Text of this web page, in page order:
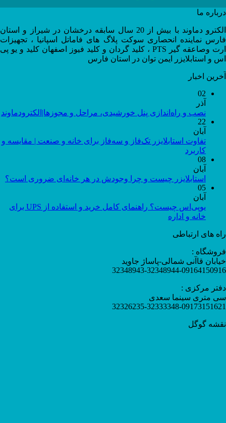
درباره ما
الکترو دماوند با بیش از 20 سال سابقه درخشان در شیراز و استان
فارس نماینده انحصاری سوکت پلاگ های فاماتل اسپانیا ، تجهیزات
ارت وصاعقه گیر PTS ، کلید گردان و کلید فیوز اصفهان کلید و یو پی
اس و استابلایزر ایمن توان در استان فارس
آخرین اخبار
02
آذر
نصب و راه‌اندازی پنل خورشیدی، مراحل و مجوزها|الکترودماوند
22
آبان
تفاوت استابلایزر تک‌فاز و سه‌فاز برای خانه و صنعت | مقایسه و
کاربرد
08
آبان
استابلایزر چیست و چرا وجودش در هر خانه‌ای ضروری است؟
05
آبان
یوپی‌اس چیست؟ راهنمای کامل خرید و استفاده از UPS برای
خانه و اداره
راه های ارتباطی
فروشگاه :
خیابان قاآنی شمالی-پاساژ جاوید
32348943-32348944-09164150916
دفتر مرکزی :
سی متری سینما سعدی
32326235-32333348-09173151621
نقشه گوگل